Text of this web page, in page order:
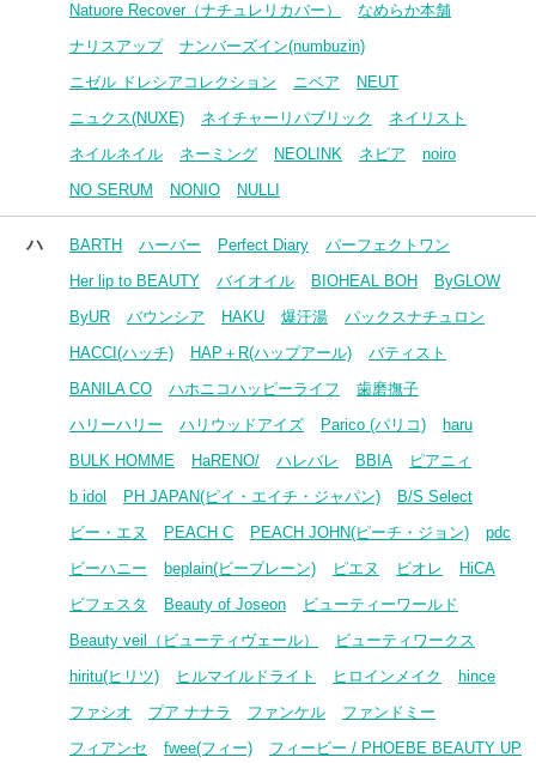
Natuore Recover（ナチュレリカバー）
なめらか本舗
ナリスアップ
ナンバーズイン(numbuzin)
ニゼル ドレシアコレクション
ニベア
NEUT
ニュクス(NUXE)
ネイチャーリパブリック
ネイリスト
ネイルネイル
ネーミング NEOLINK ネピア
noiro
NO SERUM
NONIO NULLI
ハ BARTH ハーバー Perfect Diary
パーフェクトワン
Her lip to BEAUTY
バイオイル BIOHEAL BOH
ByGLOW
ByUR
バウンシア HAKU 爆汗湯
パックスナチュロン
HACCI(ハッチ)
HAP＋R(ハップアール)
バティスト
BANILA CO
ハホニコハッピーライフ
歯磨撫子
ハリーハリー
ハリウッドアイズ Parico (パリコ)
haru
BULK HOMME
HaRENO/ ハレバレ BBIA
ピアニィ
b idol
PH JAPAN(ピイ・エイチ・ジャパン)
B/S Select
ビー・エヌ
PEACH C PEACH JOHN(ピーチ・ジョン)
pdc
ビーハニー
beplain(ビープレーン) ピエヌ ビオレ
HiCA
ビフェスタ
Beauty of Joseon
ビューティーワールド
Beauty veil（ビューティヴェール）
ビューティワークス
hiritu(ヒリツ)
ヒルマイルドライト ヒロインメイク
hince
ファシオ
プア ナナラ ファンケル
ファンドミー
フィアンセ
fwee(フィー)
フィービー / PHOEBE BEAUTY UP